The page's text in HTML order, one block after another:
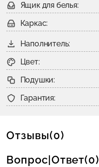
Ящик для белья:
Каркас:
Наполнитель:
Цвет:
Подушки:
Гарантия:
Отзывы(0)
Вопрос|Ответ(0)